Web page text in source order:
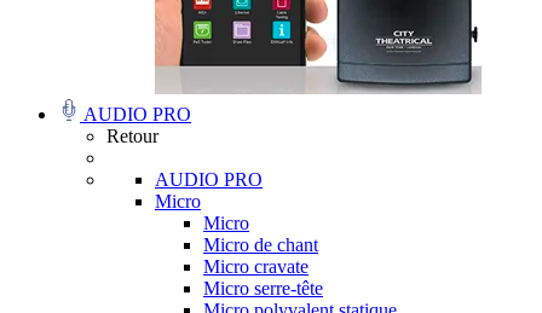
AUDIO PRO
Retour
AUDIO PRO
Micro
Micro
Micro de chant
Micro cravate
Micro serre-tête